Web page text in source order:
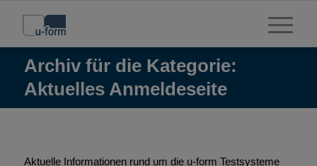
Archiv für die Kategorie:
Aktuelles Anmeldeseite
Aktuelle Informationen rund um die u-form Testsysteme